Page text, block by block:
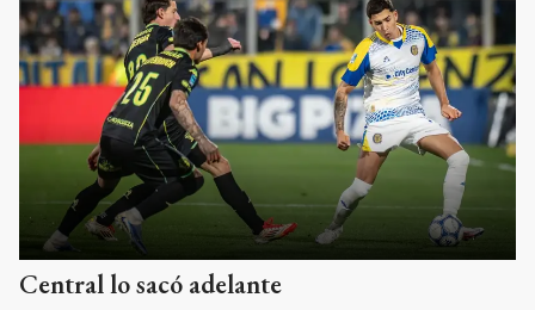
Central lo sacó adelante